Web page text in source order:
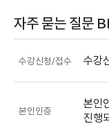
자주 묻는 질문
수강신청/접수 수강
본인인증
본인
진행